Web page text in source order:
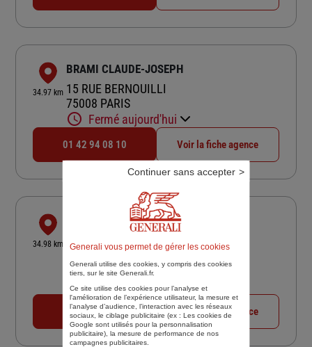
34.97 km
BRAMI CLAUDE-JOSEPH
15 RUE BERNOUILLI
75008 PARIS
Fermé aujourd'hui
01 42 94 08 10 Voir la fiche agence
34.98 km
CABINET FIDES ASSURANCES
58 AVE DU GENERAL LECLERC
92100 BOULOGNE BILLANCOURT
4,2/5Note de 4.2 sur 5
(Google) 61 avis
Fermé aujourd'hui
01 47 34 89 32 Voir la fiche agence
Generali vous permet de gérer les cookies
Generali utilise des cookies, y compris des cookies
tiers, sur le site Generali.fr.
Ce site utilise des cookies pour l’analyse et
l'amélioration de l’expérience utilisateur, la mesure et
l’analyse d’audience, l’interaction avec les réseaux
sociaux, le ciblage publicitaire (ex : Les cookies de
Google sont utilisés pour la personnalisation
publicitaire), la mesure de performance de nos
campagnes publicitaires.
Continuer sans accepter